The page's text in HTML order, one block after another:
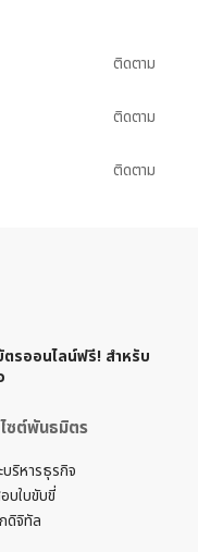
ติดตาม
ติดตาม
ติดตาม
รออนไลน์ฟรี! สำหรับ
ไซต์พันธมิตร
ริหารธุรกิจ
บใบขับขี่
ดิจิทัล